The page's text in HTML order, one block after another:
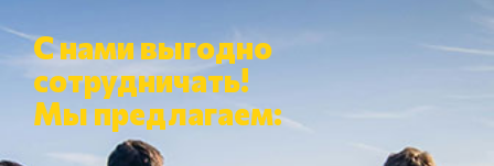
С нами выгодно
сотрудничать!
Мы предлагаем: